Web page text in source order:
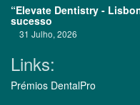
“Elevate Dentistry -
sucesso
31 Julho, 2026
Links:
Prémios DentalPro